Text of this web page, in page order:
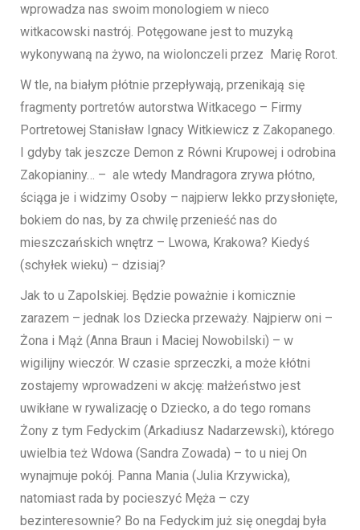
wprowadza nas swoim monologiem w nieco
witkacowski nastrój. Potęgowane jest to muzyką
wykonywaną na żywo, na wiolonczeli przez Marię Rorot.
W tle, na białym płótnie przepływają, przenikają się
fragmenty portretów autorstwa Witkacego – Firmy
Portretowej Stanisław Ignacy Witkiewicz z Zakopanego.
I gdyby tak jeszcze Demon z Równi Krupowej i odrobina
Zakopianiny… – ale wtedy Mandragora zrywa płótno,
ściąga je i widzimy Osoby – najpierw lekko przysłonięte,
bokiem do nas, by za chwilę przenieść nas do
mieszczańskich wnętrz – Lwowa, Krakowa? Kiedyś
(schyłek wieku) – dzisiaj?
Jak to u Zapolskiej. Będzie poważnie i komicznie
zarazem – jednak los Dziecka przeważy. Najpierw oni –
Żona i Mąż (Anna Braun i Maciej Nowobilski) – w
wigilijny wieczór. W czasie sprzeczki, a może kłótni
zostajemy wprowadzeni w akcję: małżeństwo jest
uwikłane w rywalizację o Dziecko, a do tego romans
Żony z tym Fedyckim (Arkadiusz Nadarzewski), którego
uwielbia też Wdowa (Sandra Zowada) – to u niej On
wynajmuje pokój. Panna Mania (Julia Krzywicka),
natomiast rada by pocieszyć Męża – czy
bezinteresownie? Bo na Fedyckim już się onegdaj była